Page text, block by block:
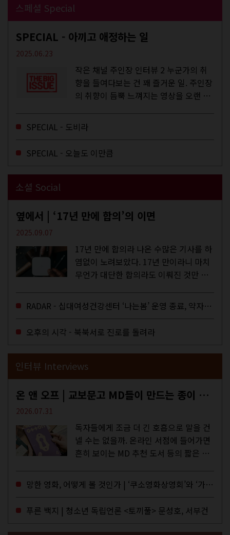
스페셜 Special
SPECIAL - 아끼고 애정하는 일
2025.06.23
작은 채널 주인장 인터뷰 2 누군가의 취
향을 들여다보는 건 꽤 즐거운 일. 주인장
의 취향이 듬뿍 느껴지는 영상을 오랜 시
에 스며드는 경험을 하기도 한다. 좀처럼
듣지 않던 장르의 노래를...
SPECIAL - 도비라
SPECIAL - 오늘도 이만큼
소셜 Social
옆에서 | ‘17년 만에 합의’의 이면
2025.09.07
17년 만에 합의라 나온 수많은 기사를 하
염없이 노려보았다. 17년 만이라니 마치
무언가 대단한 합의라도 이뤄진 것만 같
을 결정하는 심의기구인 최저임금위원회
에 대한 소식을 전하는 기사였는데,...
RADAR - 십대여성건강센터 ‘나는봄’ 운영 종료, 약자로부터 멀어지는 도시
오후의 시각 - 북북서로 진로를 돌려라
인터뷰 Interviews
온 앤 오프 | 교보문고 MD들이 만드는 종이 잡지 <어떤>
2026.07.31
독자들에게 조금 더 긴 호흡으로 말을 건
넬 수는 없을까. 온라인 서점에 들어가면
흔히 보이는 MD 추천 도서 등의 짧은 문
MD들의 고민 끝에 세상 밖으로 나온 종
이 잡지 어떤(otton). 지난해 12월...
망한 영화, 어떻게 볼 것인가 | ‘쿠소영화상영회’와 ‘가자미’의 이야기
푸른 백지 | 청소년 독립언론 <토끼풀> 문성호, 서부건